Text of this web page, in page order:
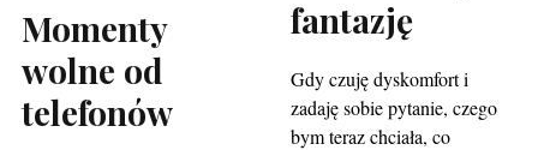
fantazję
Gdy czuję dyskomfort i
zadaję sobie pytanie, czego
bym teraz chciała, co
Momenty
wolne od
telefonów